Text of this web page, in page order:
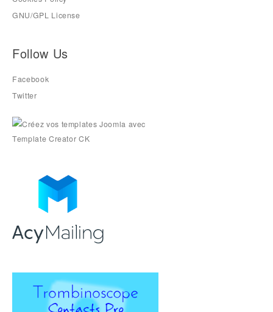
GNU/GPL License
Follow Us
Facebook
Twitter